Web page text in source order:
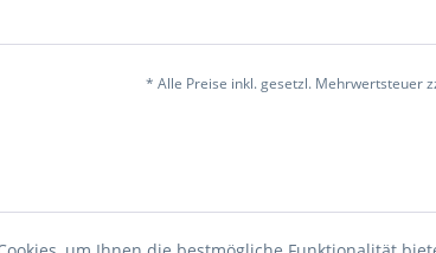
* Alle Preise inkl. gesetzl. Mehrwertsteuer